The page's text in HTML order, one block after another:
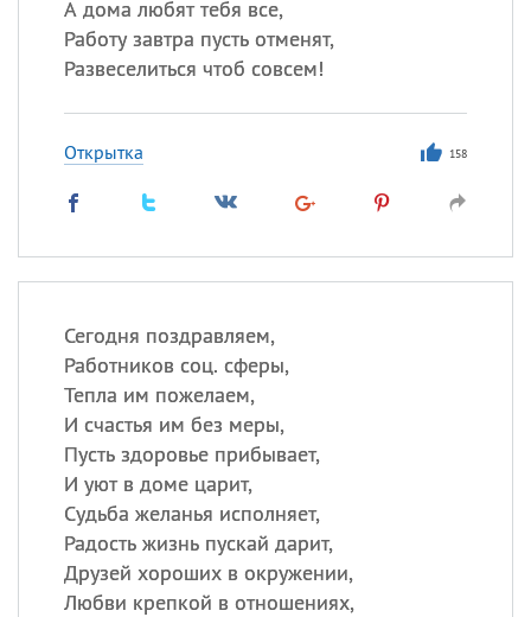
А дома любят тебя все,
Работу завтра пусть отменят,
Развеселиться чтоб совсем!
Открытка 158
Сегодня поздравляем,
Работников соц. сферы,
Тепла им пожелаем,
И счастья им без меры,
Пусть здоровье прибывает,
И уют в доме царит,
Судьба желанья исполняет,
Радость жизнь пускай дарит,
Друзей хороших в окружении,
Любви крепкой в отношениях,